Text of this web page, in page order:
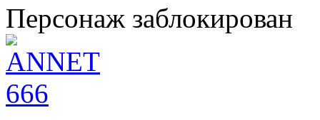
Персонаж заблокирован